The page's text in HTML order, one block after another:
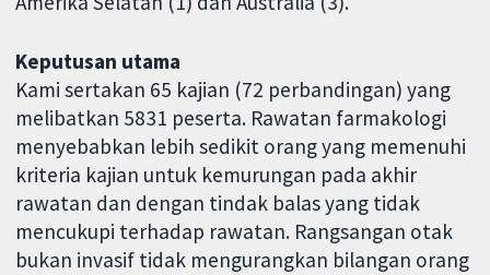
Keputusan utama
Kami sertakan 65 kajian (72 perbandingan) yang
melibatkan 5831 peserta. Rawatan farmakologi
menyebabkan lebih sedikit orang yang memenuhi
kriteria kajian untuk kemurungan pada akhir
rawatan dan dengan tindak balas yang tidak
mencukupi terhadap rawatan. Rangsangan otak
bukan invasif tidak mengurangkan bilangan orang